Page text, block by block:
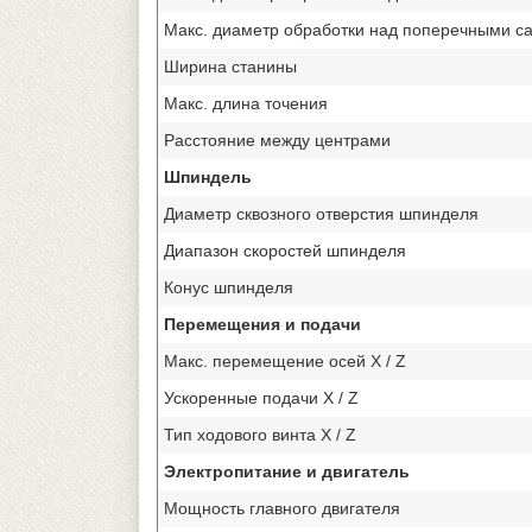
Макс. диаметр обработки над поперечными
Ширина станины
Макс. длина точения
Расстояние между центрами
Шпиндель
Диаметр сквозного отверстия шпинделя
Диапазон скоростей шпинделя
Конус шпинделя
Перемещения и подачи
Макс. перемещение осей X / Z
Ускоренные подачи X / Z
Тип ходового винта X / Z
Электропитание и двигатель
Мощность главного двигателя